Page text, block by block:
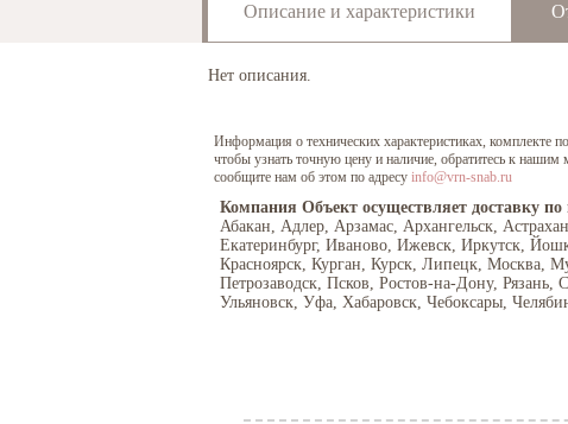
Описание и характеристики
Нет описания.
Информация о технических характеристиках, комплекте
чтобы узнать точную цену и наличие, обратитесь к
сообщите нам об этом по адресу info@vrn-snab.ru
Компания Объект осуществляет доставку по
Абакан, Адлер, Арзамас, Архангельск,
Екатеринбург, Иваново, Ижевск, Иркутск,
Красноярск, Курган, Курск, Липецк, Москва,
Петрозаводск, Псков, Ростов-на-Дону,
Ульяновск, Уфа, Хабаровск, Чебоксары,